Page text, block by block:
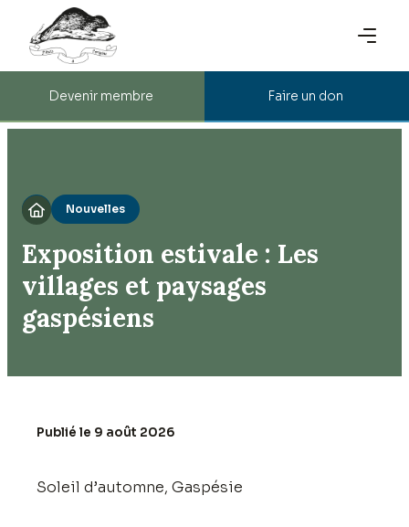
Devenir membre Faire un don
 Nouvelles
Exposition estivale : Les
villages et paysages
gaspésiens
Publié le 9 août 2026
Soleil d’automne, Gaspésie